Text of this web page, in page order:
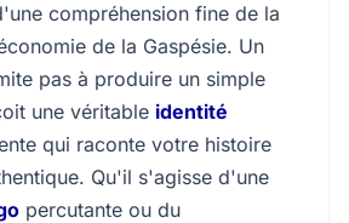
compréhension fine de la
de la Gaspésie. Un
pas à produire un simple
une véritable identité
qui raconte votre histoire
Qu'il s'agisse d'une
percutante ou du